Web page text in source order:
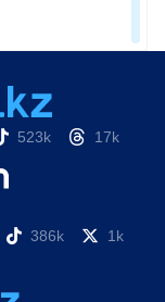
523k 17k
386k
1k